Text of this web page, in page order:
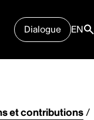
Dialogue EN
et contributions/